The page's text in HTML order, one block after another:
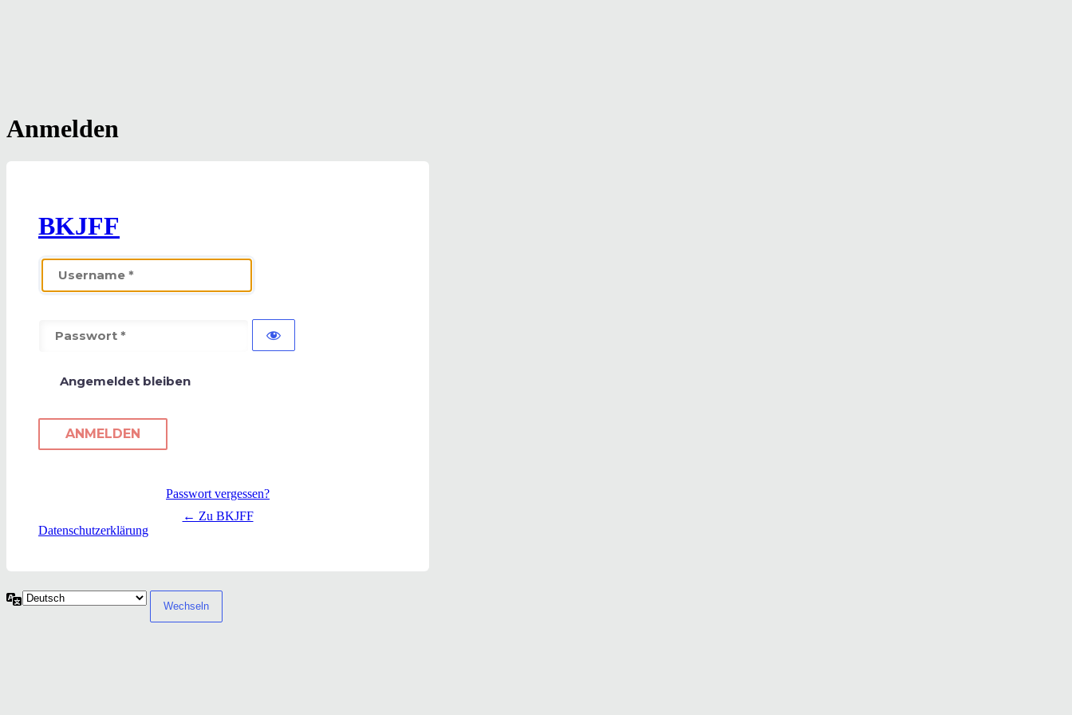
Anmelden
BKJFF
Angemeldet bleiben
Passwort vergessen?
← Zu BKJFF
Datenschutzerklärung